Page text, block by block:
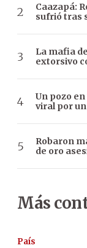
Caazapá:
sufrió tras
La mafia
extorsivo
Un pozo
viral por
Robaron
de oro
Más
País